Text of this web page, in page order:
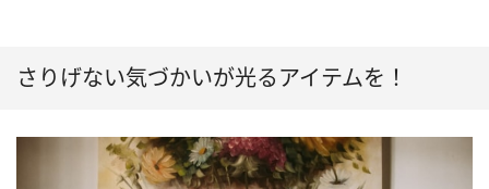
さりげない気づかいが光るアイテムを！